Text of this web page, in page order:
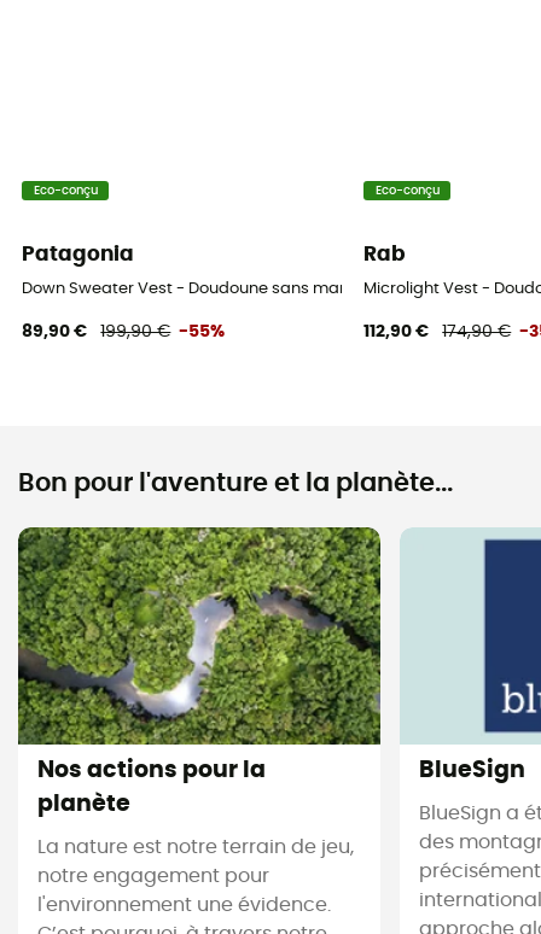
Eco-conçu
Patagonia
Down Sweater Vest - Doudoune sans manches homme
89,90 € 199,90 € -55%
Eco-conçu
Rab
Microlight Vest -
112,90 € 174,90 € -
Bon pour l'aventure et la planète...
Nos actions pour la
planète
La nature est notre terrain de jeu,
notre engagement pour
l'environnement une évidence.
BlueSign
BlueSign a
des
approche